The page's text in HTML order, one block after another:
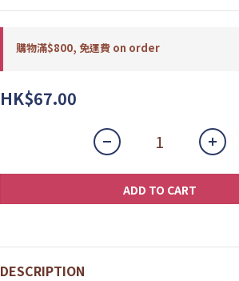
購物滿$800, 免運費 on order
HK$67.00
ADD TO CART
DESCRIPTION